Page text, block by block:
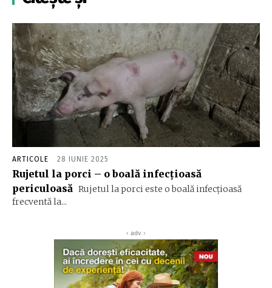
ARTICOLE 28 IUNIE 2025
Rujetul la porci – o boală infecțioasă
periculoasă Rujetul la porci este o boală infecțioasă
frecventă la...
‹ adv ›